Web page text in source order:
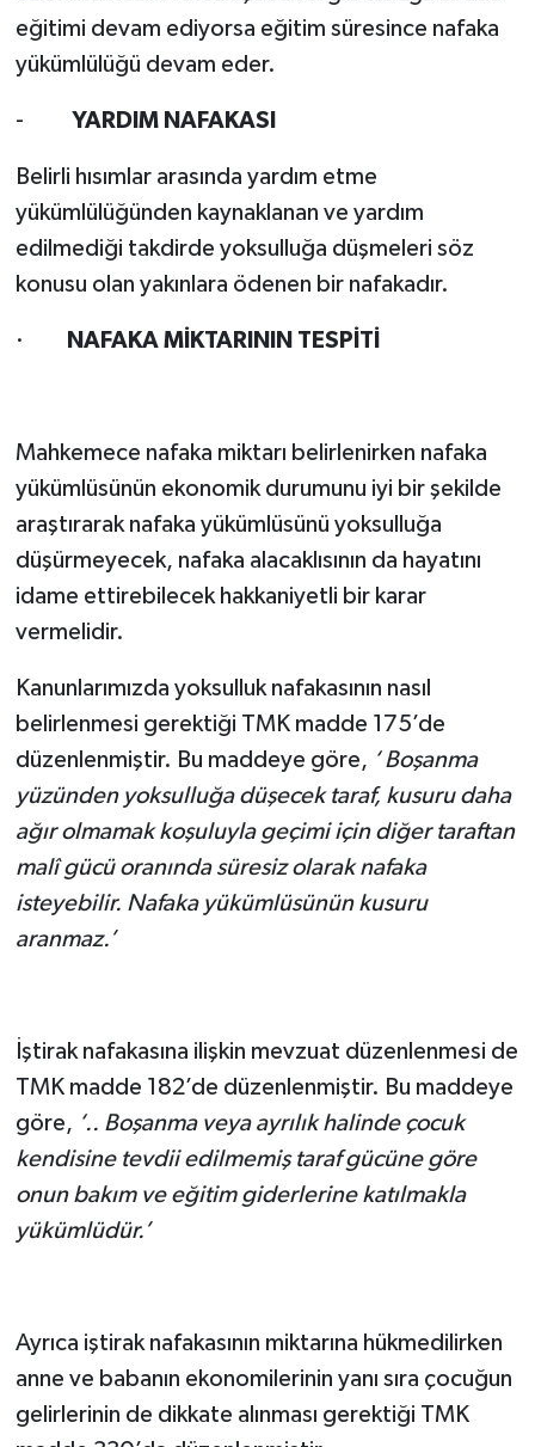
eğitimi devam ediyorsa eğitim süresince nafaka
yükümlülüğü devam eder.
- YARDIM NAFAKASI
Belirli hısımlar arasında yardım etme
yükümlülüğünden kaynaklanan ve yardım
edilmediği takdirde yoksulluğa düşmeleri söz
konusu olan yakınlara ödenen bir nafakadır.
· NAFAKA MİKTARININ TESPİTİ
Mahkemece nafaka miktarı belirlenirken nafaka
yükümlüsünün ekonomik durumunu iyi bir şekilde
araştırarak nafaka yükümlüsünü yoksulluğa
düşürmeyecek, nafaka alacaklısının da hayatını
idame ettirebilecek hakkaniyetli bir karar
vermelidir.
Kanunlarımızda yoksulluk nafakasının nasıl
belirlenmesi gerektiği TMK madde 175’de
düzenlenmiştir. Bu maddeye göre, ‘ Boşanma
yüzünden yoksulluğa düşecek taraf, kusuru daha
ağır olmamak koşuluyla geçimi için diğer taraftan
malî gücü oranında süresiz olarak nafaka
isteyebilir. Nafaka yükümlüsünün kusuru
aranmaz.’
İştirak nafakasına ilişkin mevzuat düzenlenmesi de
TMK madde 182’de düzenlenmiştir. Bu maddeye
göre, ‘.. Boşanma veya ayrılık halinde çocuk
kendisine tevdii edilmemiş taraf gücüne göre
onun bakım ve eğitim giderlerine katılmakla
yükümlüdür.’
Ayrıca iştirak nafakasının miktarına hükmedilirken
anne ve babanın ekonomilerinin yanı sıra çocuğun
gelirlerinin de dikkate alınması gerektiği TMK